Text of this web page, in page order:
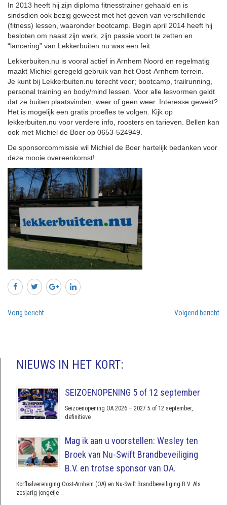
In 2013 heeft hij zijn diploma fitnesstrainer gehaald en is
sindsdien ook bezig geweest met het geven van verschillende
(fitness) lessen, waaronder bootcamp. Begin april 2014 heeft hij
besloten om naast zijn werk, zijn passie voort te zetten en
“lancering” van Lekkerbuiten.nu was een feit.
Lekkerbuiten.nu is vooral actief in Arnhem Noord en regelmatig
maakt Michiel geregeld gebruik van het Oost-Arnhem terrein.
Je kunt bij Lekkerbuiten.nu terecht voor; bootcamp, trailrunning,
personal training en body/mind lessen. Voor alle lesvormen geldt
dat ze buiten plaatsvinden, weer of geen weer. Interesse gewekt?
Het is mogelijk een gratis proefles te volgen. Kijk op
lekkerbuiten.nu voor verdere info, roosters en tarieven. Bellen kan
ook met Michiel de Boer op 0653-524949.
De sponsorcommissie wil Michiel de Boer hartelijk bedanken voor
deze mooie overeenkomst!
Vorig bericht Volgend bericht
NIEUWS IN HET KORT:
SEIZOENOPENING 5 of 12 september
Seizoenopening OA 2026 – 2027 5 of 12 september,
definitieve …
Mag ik aan u voorstellen: Wesley ten
Broek van Nu-Swift Brandbeveiliging
B.V. en trotse sponsor van OA.
Korfbalvereniging Oost-Arnhem (OA) en Nu-Swift Brandbeveiliging B.V. Als
zesjarig jongetje …